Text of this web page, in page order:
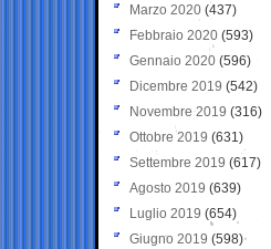
Marzo 2020 (437)
Febbraio 2020 (593)
Gennaio 2020 (596)
Dicembre 2019 (542)
Novembre 2019 (316)
Ottobre 2019 (631)
Settembre 2019 (617)
Agosto 2019 (639)
Luglio 2019 (654)
Giugno 2019 (598)